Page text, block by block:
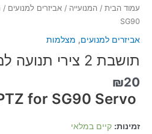
עמוד הבית / המנועייה / אביזרים למנועים
SG90
אביזרים למנועים, מצלמות
תושבת 2 צירי תנועה למנועי סרוו SG90
₪20
זמינות: קיים במלאי